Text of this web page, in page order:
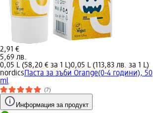
2,91 €
5,69 лв.
0,05 L (58,20 € за 1 L)0,05 L (113,83 лв. за 1 L)
nordics Паста за зъби Orange(0-4 години), 50
ml
(7)
Информация за продукт